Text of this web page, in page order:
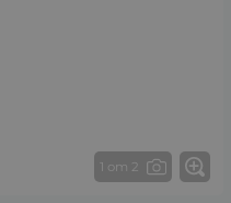
1 от 2